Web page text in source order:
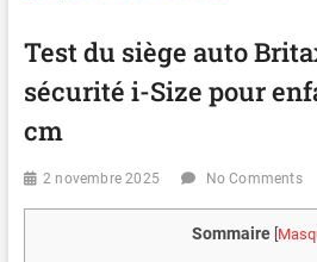
Test du siège auto
sécurité i-Size pour
cm
2 novembre 2025 No Comments
Sommaire [